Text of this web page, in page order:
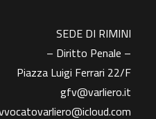
SEDE DI RIMINI
– Diritto Penale –
Piazza Luigi Ferrari 22/F
gfv@varliero.it